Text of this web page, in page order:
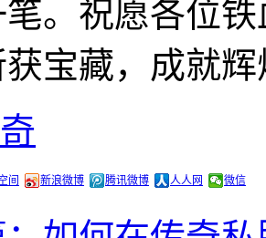
。祝愿各位
宝藏，成就
间 新浪微博 腾讯微博 人人网 微信